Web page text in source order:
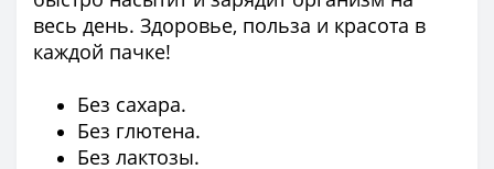
весь день. Здоровье, польза и красота в
каждой пачке!
Без сахара.
Без глютена.
Без лактозы.